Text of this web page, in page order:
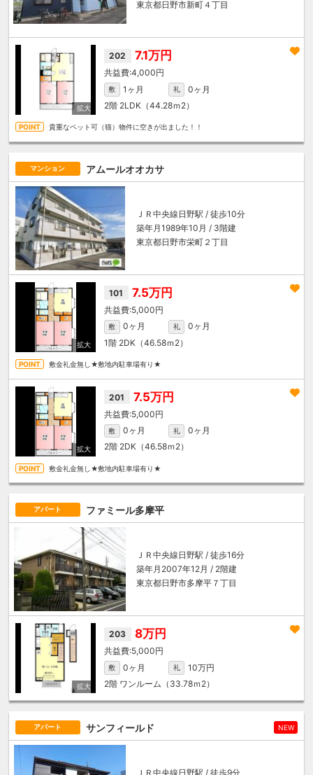
東京都日野市新町４丁目
202 7.1万円
4,000円
敷 1ヶ月 礼
0ヶ月
2階 2LDK（44.28ｍ 2）
貴重なペット可（猫）物件に空きが出ました！！
マンション アムールオオカサ
ＪＲ中央線 日野駅 / 徒歩10分
築年月1989年10月 / 3階建
東京都日野市栄町２丁目
101 7.5万円
5,000円
敷 0ヶ月 礼
0ヶ月
1階 2DK（46.58ｍ 2）
敷金礼金無し★敷地内駐車場有り★
201 7.5万円
5,000円
敷 0ヶ月 礼
0ヶ月
2階 2DK（46.58ｍ 2）
敷金礼金無し★敷地内駐車場有り★
アパート ファミール多摩平
ＪＲ中央線 日野駅 / 徒歩16分
築年月2007年12月 / 2階建
東京都日野市多摩平７丁目
203 8万円
5,000円
敷 0ヶ月 礼
10万円
2階 ワンルーム（33.78ｍ 2）
アパート サンフィールド NEW
ＪＲ中央線 日野駅 / 徒歩9分